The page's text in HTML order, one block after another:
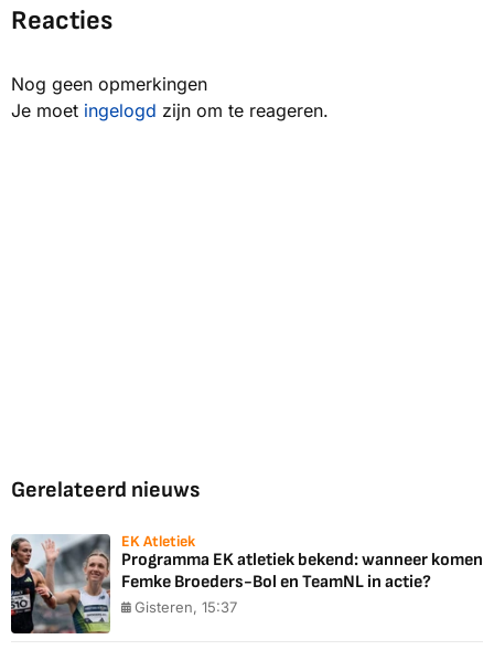
Reacties
Nog geen opmerkingen
Je moet ingelogd zijn om te reageren.
Gerelateerd nieuws
EK Atletiek
Programma EK atletiek bekend: wanneer komen
Femke Broeders-Bol en TeamNL in actie?
Gisteren, 15:37